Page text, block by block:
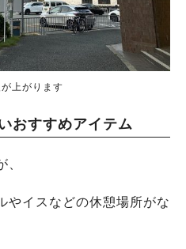
上がります
おすすめアイテム
、
やイスなどの休憩場所がな